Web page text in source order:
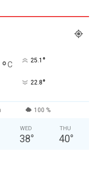
°C 25.1 °
22.8°
100 %
WED
38°
THU
40°